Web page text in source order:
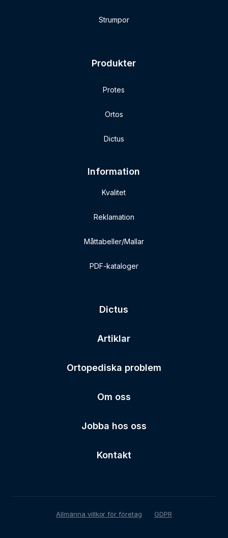
Strumpor
Produkter
Protes
Ortos
Dictus
Information
Kvalitet
Reklamation
Måttabeller/Mallar
PDF-kataloger
Dictus
Artiklar
Ortopediska problem
Om oss
Jobba hos oss
Kontakt
Allmänna villkor för företag GDPR